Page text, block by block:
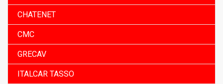
CHATENET
CMC
GRECAV
ITALCAR TASSO